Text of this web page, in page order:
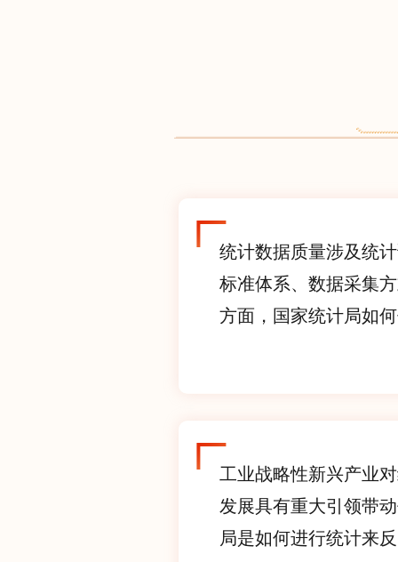
统计数据质量涉及统
标准体系、数据采集
方面，国家统计局如
工业战略性新兴产业
发展具有重大引领带
局是如何进行统计来